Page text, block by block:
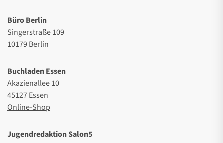
Büro Berlin
Singerstraße 109
10179 Berlin
Buchladen Essen
Akazienallee 10
45127 Essen
Online-Shop
Jugendredaktion Salon5